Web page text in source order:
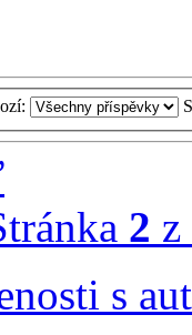
2 z
s